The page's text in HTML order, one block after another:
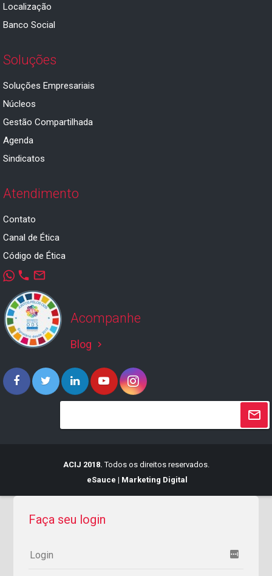
Localização
Banco Social
Soluções
Soluções Empresariais
Núcleos
Gestão Compartilhada
Agenda
Sindicatos
Atendimento
Contato
Canal de Ética
Código de Ética
phone mail_outline
Acompanhe
Blog keyboard_arrow_right
ACIJ 2018. Todos os direitos reservados.
eSauce | Marketing Digital
Faça seu login